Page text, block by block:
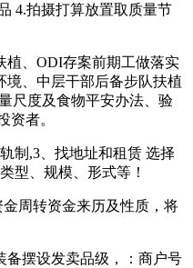
4.拍摄打算放置取质量节
、ODI存案前期工做落实
境、中层干部后备步队扶植
尺度及食物平安办法、验
资者。
制,3、找地址和租赁 选择
型、规模、形式等！
周转资金来历及性质，将
摆设发卖品级，：商户号